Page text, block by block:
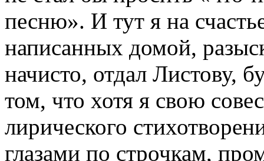
песню». И тут я на
написанных домой,
начисто, отдал Листову,
том, что хотя я свою
лирического
глазами по строчкам,